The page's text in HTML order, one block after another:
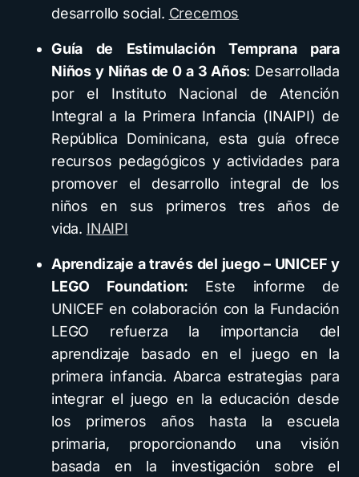
desarrollo social. Crecemos
Guía de Estimulación Temprana para
Niños y Niñas de 0 a 3 Años: Desarrollada
por el Instituto Nacional de Atención
Integral a la Primera Infancia (INAIPI) de
República Dominicana, esta guía ofrece
recursos pedagógicos y actividades para
promover el desarrollo integral de los
niños en sus primeros tres años de
vida. INAIPI
Aprendizaje a través del juego – UNICEF y
LEGO Foundation: Este informe de
UNICEF en colaboración con la Fundación
LEGO refuerza la importancia del
aprendizaje basado en el juego en la
primera infancia. Abarca estrategias para
integrar el juego en la educación desde
los primeros años hasta la escuela
primaria, proporcionando una visión
basada en la investigación sobre el